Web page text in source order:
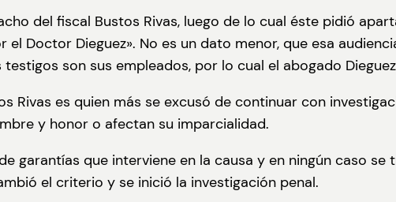
del fiscal Bustos Rivas, luego de lo cual éste pidió
Doctor Dieguez». No es un dato menor, que esa
son sus empleados, por lo cual el abogado
Rivas es quien más se excusó de continuar con
y honor o afectan su imparcialidad.
garantías que interviene en la causa y en ningún caso
el criterio y se inició la investigación penal.